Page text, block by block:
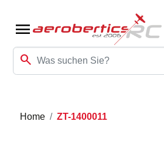
menu
search
Home ZT-1400011